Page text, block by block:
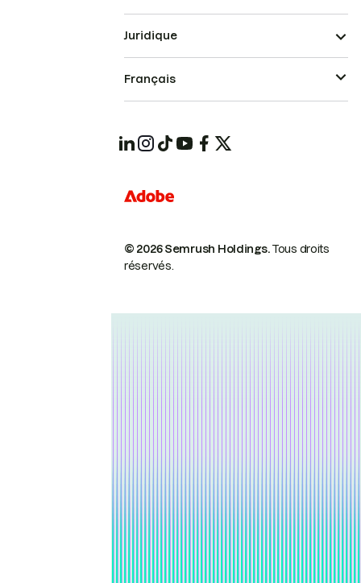
© 2026 Semrush Holdings.Tous droits
réservés.
Juridique
Français